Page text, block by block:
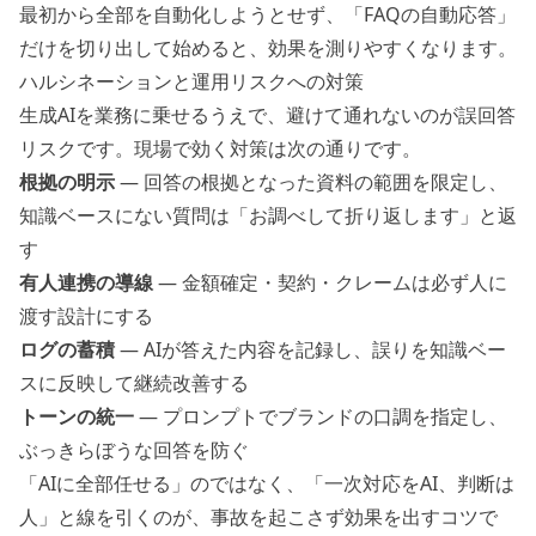
最初から全部を自動化しようとせず、「FAQの自動応答」
だけを切り出して始めると、効果を測りやすくなります。
ハルシネーションと運用リスクへの対策
生成AIを業務に乗せるうえで、避けて通れないのが誤回答
リスクです。現場で効く対策は次の通りです。
根拠の明示— 回答の根拠となった資料の範囲を限定し、
知識ベースにない質問は「お調べして折り返します」と返
す
有人連携の導線— 金額確定・契約・クレームは必ず人に
渡す設計にする
ログの蓄積— AIが答えた内容を記録し、誤りを知識ベー
スに反映して継続改善する
トーンの統一— プロンプトでブランドの口調を指定し、
ぶっきらぼうな回答を防ぐ
「AIに全部任せる」のではなく、「一次対応をAI、判断は
人」と線を引くのが、事故を起こさず効果を出すコツで